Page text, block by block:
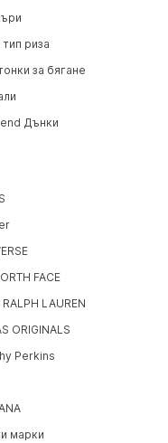
тип риза
за бягане
Дънки
FACE
LAUREN
ORIGINALS
Perkins
марки